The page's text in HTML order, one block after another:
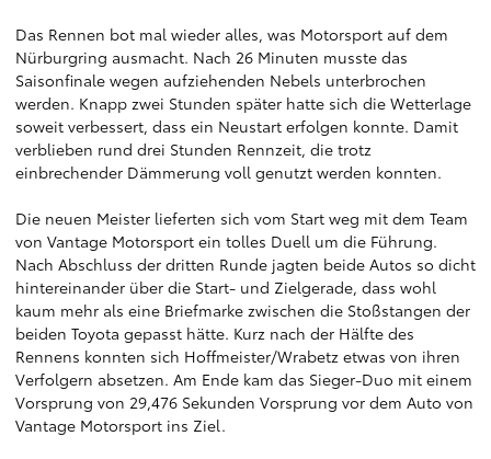
Das Rennen bot mal wieder alles, was Motorsport auf dem
Nürburgring ausmacht. Nach 26 Minuten musste das
Saisonfinale wegen aufziehenden Nebels unterbrochen
werden. Knapp zwei Stunden später hatte sich die Wetterlage
soweit verbessert, dass ein Neustart erfolgen konnte. Damit
verblieben rund drei Stunden Rennzeit, die trotz
einbrechender Dämmerung voll genutzt werden konnten.
Die neuen Meister lieferten sich vom Start weg mit dem Team
von Vantage Motorsport ein tolles Duell um die Führung.
Nach Abschluss der dritten Runde jagten beide Autos so dicht
hintereinander über die Start- und Zielgerade, dass wohl
kaum mehr als eine Briefmarke zwischen die Stoßstangen der
beiden Toyota gepasst hätte. Kurz nach der Hälfte des
Rennens konnten sich Hoffmeister/Wrabetz etwas von ihren
Verfolgern absetzen. Am Ende kam das Sieger-Duo mit einem
Vorsprung von 29,476 Sekunden Vorsprung vor dem Auto von
Vantage Motorsport ins Ziel.